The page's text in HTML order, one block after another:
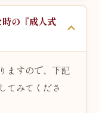
の『成人式
ますので、下記
てみてくださ